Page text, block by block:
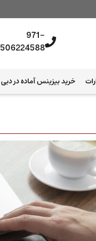
971-
506224588+
خرید بیزینس آماده در دبی